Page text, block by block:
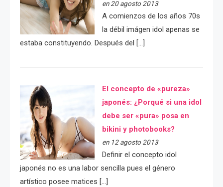
en 20 agosto 2013
A comienzos de los años 70s
la débil imágen idol apenas se
estaba constituyendo. Después del […]
El concepto de «pureza»
japonés: ¿Porqué si una idol
debe ser «pura» posa en
bikini y photobooks?
en 12 agosto 2013
Definir el concepto idol
japonés no es una labor sencilla pues el género
artístico posee matices […]